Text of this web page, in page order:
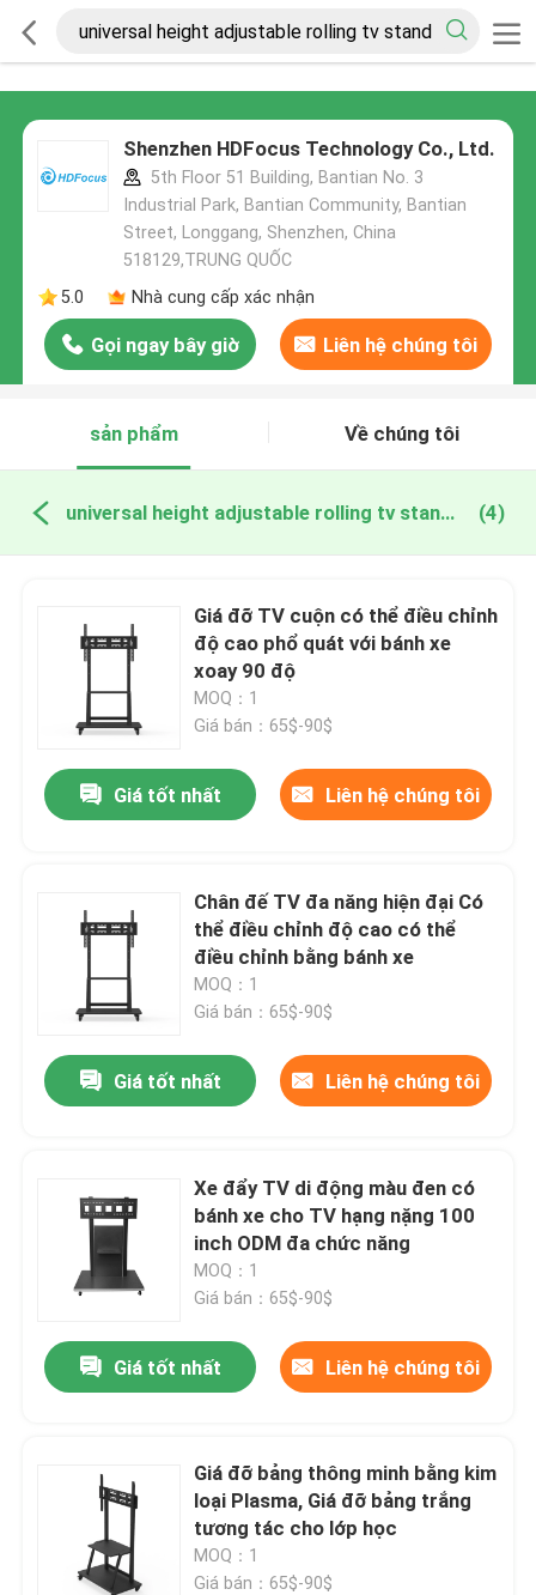
Shenzhen HDFocus Technology Co., Ltd.
5th Floor 51 Building, Bantian No. 3
Industrial Park, Bantian Community, Bantian
Street, Longgang, Shenzhen, China
518129,TRUNG QUỐC
5.0
Nhà cung cấp xác nhận
Gọi ngay bây giờ Liên hệ chúng tôi
sản phẩm Về chúng tôi
universal height adjustable rolling tv stand sản xuất trực tuyến (4)
Giá đỡ TV cuộn có thể điều chỉnh
độ cao phổ quát với bánh xe
xoay 90 độ
MOQ：1
Giá bán：65$-90$
Giá tốt nhất Liên hệ chúng tôi
Chân đế TV đa năng hiện đại Có
thể điều chỉnh độ cao có thể
điều chỉnh bằng bánh xe
MOQ：1
Giá bán：65$-90$
Giá tốt nhất Liên hệ chúng tôi
Xe đẩy TV di động màu đen có
bánh xe cho TV hạng nặng 100
inch ODM đa chức năng
MOQ：1
Giá bán：65$-90$
Giá tốt nhất Liên hệ chúng tôi
Giá đỡ bảng thông minh bằng kim
loại Plasma, Giá đỡ bảng trắng
tương tác cho lớp học
MOQ：1
Giá bán：65$-90$